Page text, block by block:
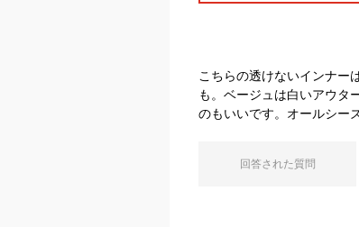
こちらの透けないインナー
も。ベージュは白いアウタ
のもいいです。オールシー
回答された質問